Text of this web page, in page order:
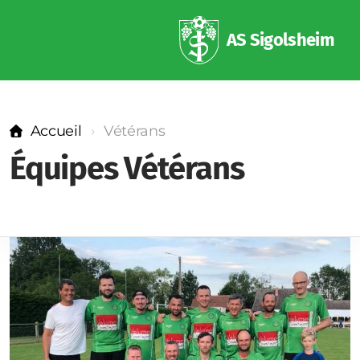
AS Sigolsheim
Accueil Vétérans
Équipes Vétérans